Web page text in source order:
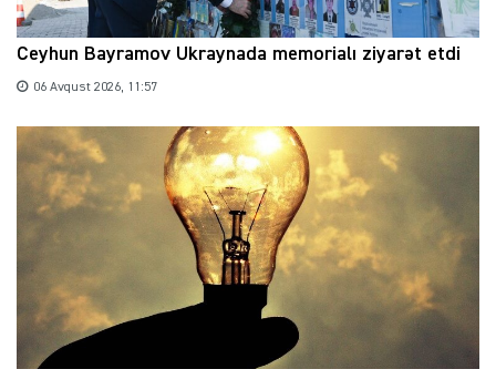
Ceyhun Bayramov Ukraynada memorialı ziyarət etdi
06 Avqust 2026, 11:57